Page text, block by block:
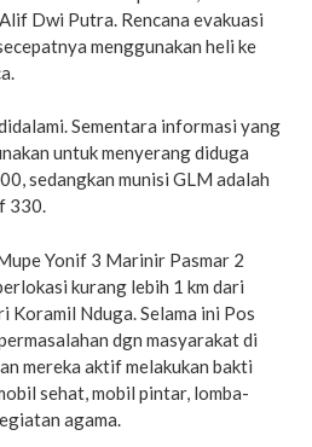
Dwi Putra. Rencana evakuasi
menggunakan heli ke
Sementara informasi yang
untuk menyerang diduga
sedangkan munisi GLM adalah
330.
Yonif 3 Marinir Pasmar 2
kurang lebih 1 km dari
Koramil Nduga. Selama ini Pos
dgn masyarakat di
mereka aktif melakukan bakti
sehat, mobil pintar, lomba-
agama.